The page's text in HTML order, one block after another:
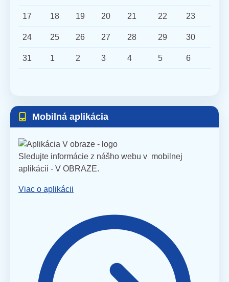
17 18 19 20 21 22 23
24 25 26 27 28 29 30
31 1 2 3 4 5 6
Mobilná aplikácia
Sledujte informácie z nášho webu v mobilnej
aplikácii - V OBRAZE.
Viac o aplikácii